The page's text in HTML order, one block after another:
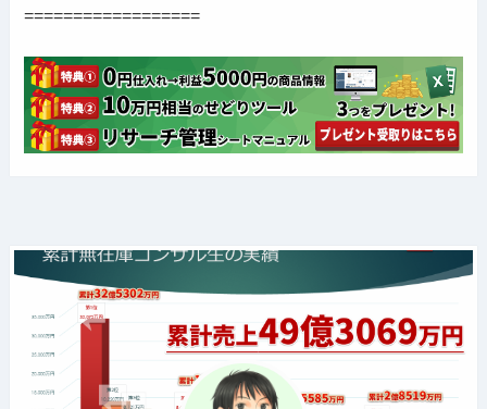
==================